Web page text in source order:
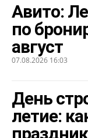
Авито:
по
август
07.08.2026 16:03
День
летие:
праздник